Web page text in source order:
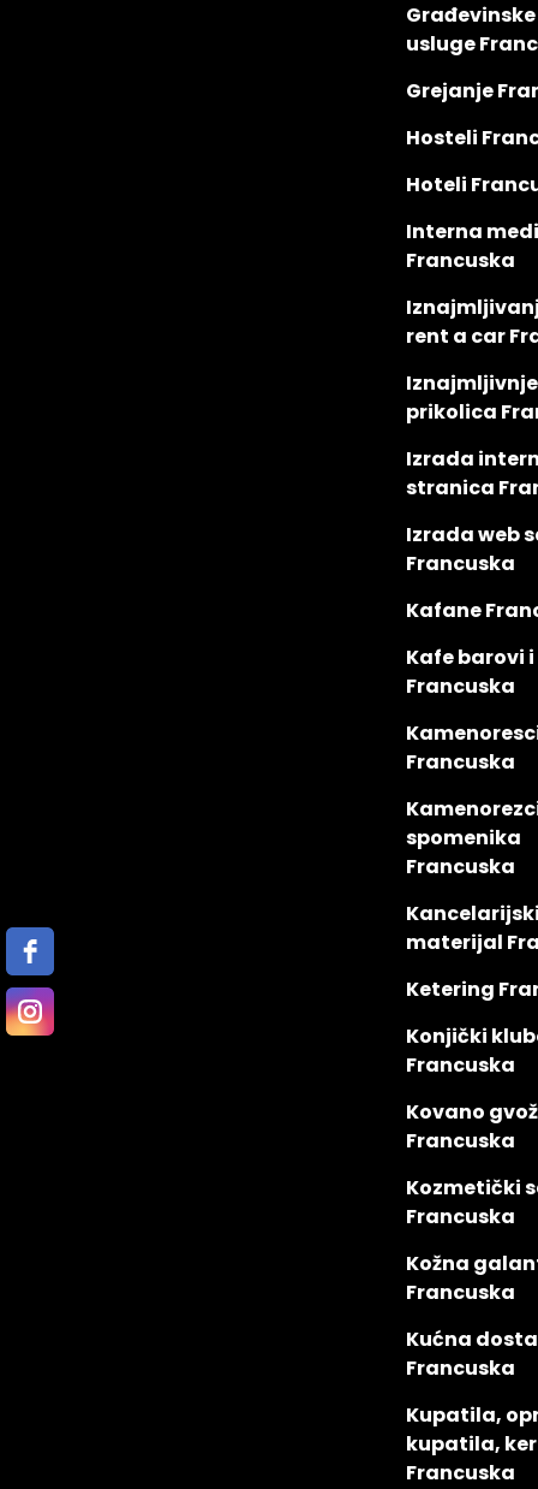
usluge
Grejanje
Hosteli
Hoteli
Interna
Francuska
rent a car
Iznajmljivnje
prikolica
Izrada
stranica
Izrada web
Francuska
Kafane
Kafe barovi
Francuska
Francuska
spomenika
Francuska
materijal
Ketering
Konjički
Francuska
Kovano
Francuska
Kozmetički
Francuska
Kožna
Francuska
Kućna
Francuska
Kupatila,
kupatila,
Francuska